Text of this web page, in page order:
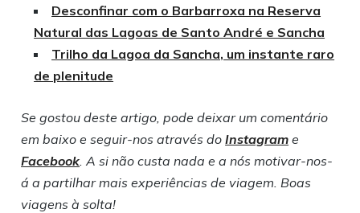
Desconfinar com o Barbarroxa na Reserva
Natural das Lagoas de Santo André e Sancha
Trilho da Lagoa da Sancha, um instante raro
de plenitude
Se gostou deste artigo, pode deixar um comentário
em baixo e seguir-nos através doInstagram e
Facebook. A si não custa nada e a nós motivar-nos-
á a partilhar mais experiências de viagem. Boas
viagens à solta!